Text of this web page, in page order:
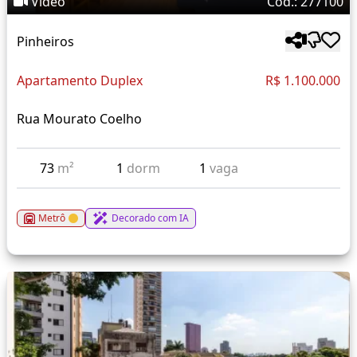
Pinheiros
Apartamento Duplex R$ 1.100.000
Rua Mourato Coelho
73 m² 1 dorm 1vaga
Metrô Decorado com IA